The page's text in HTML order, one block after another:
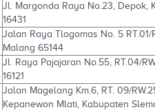
Jl. Margonda Raya No.23, Depok,
16431
Jalan Raya Tlogomas No. 5
Malang 65144
Jl. Raya Pajajaran No.55, RT.04/
16121
Jalan Magelang Km.6, RT. 09/
Kepanewon Mlati, Kabupaten